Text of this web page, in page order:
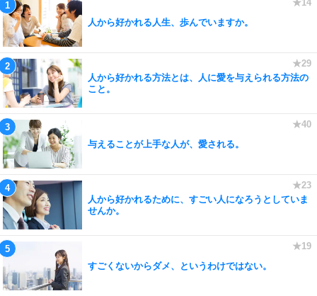
人から好かれる人生、歩んでいますか。
人から好かれる方法とは、人に愛を与えられる方法の
こと。
与えることが上手な人が、愛される。
人から好かれるために、すごい人になろうとしていま
せんか。
すごくないからダメ、というわけではない。